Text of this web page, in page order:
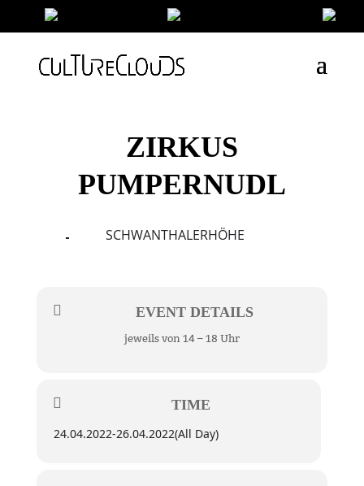
ZIRKUS
PUMPERNUDL
SCHWANTHALERHÖHE
EVENT DETAILS
jeweils von 14 – 18 Uhr
TIME
24.04.2022-26.04.2022(All Day)